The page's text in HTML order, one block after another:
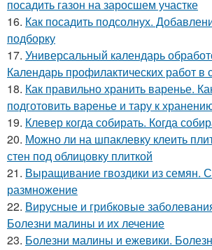
посадить газон на заросшем участке
16. Как посадить подсолнух.
подборку
17. Универсальный календарь
Календарь профилактических работ в
18. Как правильно хранить варенье.
подготовить варенье и тару к
19. Клевер когда собирать. Когда
20. Можно ли на шпаклевку клеить
стен под облицовку плиткой
21. Выращивание гвоздики из семян.
размножение
22. Вирусные и грибковые
Болезни малины и их лечение
23. Болезни малины и ежевики.